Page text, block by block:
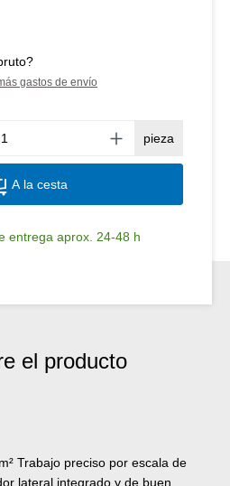
gastos de envío
pieza
A la cesta
entrega aprox. 24-48 h
el producto
Trabajo preciso por escala de
lateral integrado y de buen